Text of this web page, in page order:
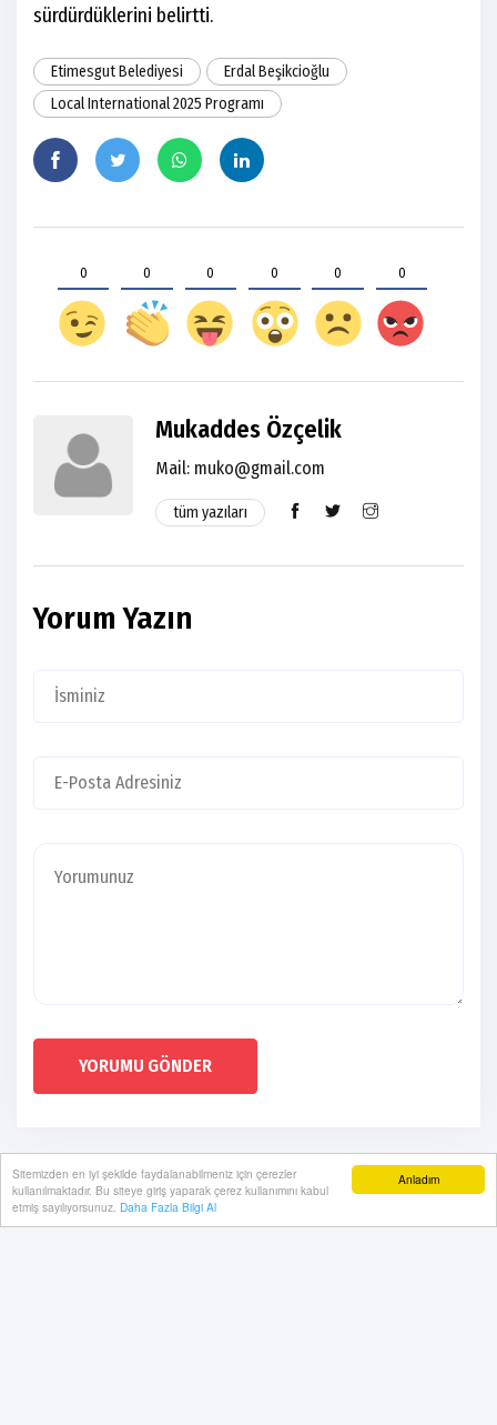
Anladım
Sitemizden en iyi şekilde faydalanabilmeniz için çerezler
kullanılmaktadır. Bu siteye giriş yaparak çerez kullanımını kabul
etmiş sayılıyorsunuz. Daha Fazla Bilgi Al
sürdürdüklerini belirtti.
Etimesgut Belediyesi
Erdal Beşikcioğlu
Local International 2025 Programı
0 0 0 0 0 0
Mukaddes Özçelik
Mail: muko@gmail.com
tüm yazıları
Yorum Yazın
YORUMU GÖNDER